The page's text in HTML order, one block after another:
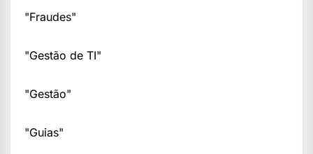
"Fraudes"
"Gestão de TI"
"Gestão"
"Guias"